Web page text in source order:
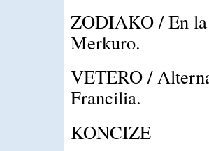
ZODIAKO / En la
Merkuro.
VETERO /
Francilia.
KONCIZE